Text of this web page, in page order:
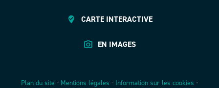
CARTE INTERACTIVE
EN IMAGES
Plan du site - Mentions légales - Information sur les cookies -